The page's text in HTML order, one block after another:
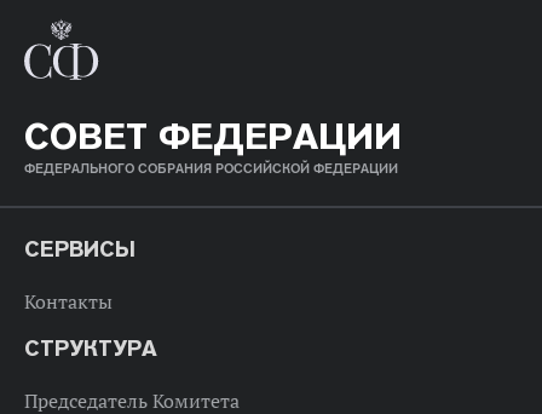
СОВЕТ ФЕДЕРАЦИИ
ФЕДЕРАЛЬНОГО СОБРАНИЯ РОССИЙСКОЙ ФЕДЕРАЦИИ
СЕРВИСЫ
Контакты
СТРУКТУРА
Председатель Комитета